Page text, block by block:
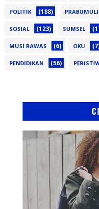
POLITIK (188)
SOSIAL (123) SUMSEL
MUSI RAWAS (6) OKU
PENDIDIKAN (56)